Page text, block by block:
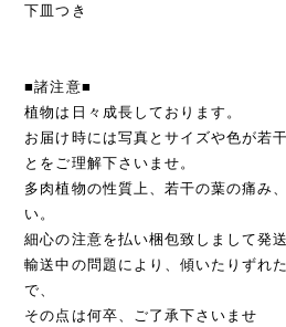
下皿つき
■諸注意■
植物は日々成長しております。
お届け時には写真とサイズや色が若
とをご理解下さいませ。
多肉植物の性質上、若干の葉の痛み
い。
細心の注意を払い梱包致しまして発
輸送中の問題により、傾いたりずれ
で、
その点は何卒、ご了承下さいませ